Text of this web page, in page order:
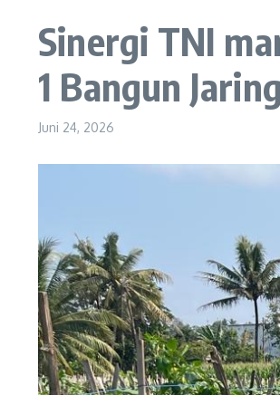
Sinergi TNI
1 Bangun
Juni 24, 2026